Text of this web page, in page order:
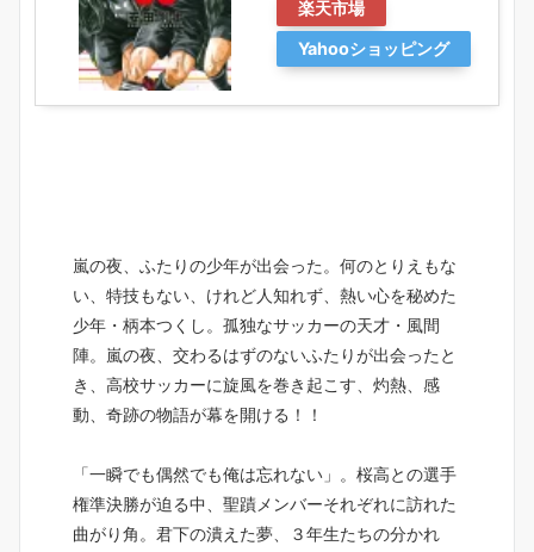
楽天市場
Yahooショッピング
嵐の夜、ふたりの少年が出会った。何のとりえもな
い、特技もない、けれど人知れず、熱い心を秘めた
少年・柄本つくし。孤独なサッカーの天才・風間
陣。嵐の夜、交わるはずのないふたりが出会ったと
き、高校サッカーに旋風を巻き起こす、灼熱、感
動、奇跡の物語が幕を開ける！！
「一瞬でも偶然でも俺は忘れない」。桜高との選手
権準決勝が迫る中、聖蹟メンバーそれぞれに訪れた
曲がり角。君下の潰えた夢、３年生たちの分かれ